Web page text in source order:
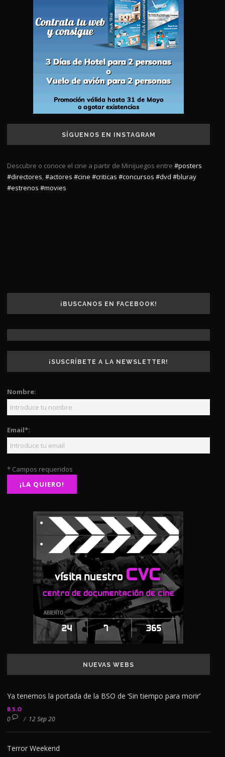
SÍGUENOS EN INSTAGRAM
Descubre o conoce el cine a partir de Minijuegos entre #posters
#directores,#actores #cine #criticas #concursos #dvd #bluray
#estrenos #movies
¡BUSCANOS EN FACEBOOK!
¡SUSCRÍBETE A LA NEWSLETTER!
Nombre:
Email*:
* Campos requeridos
NUEVAS WEBS
Ya tenemos la portada de la BSO de ‘Sin tiempo para morir’
B.S.O
0 / 12 Sep 20
Terror Weekend